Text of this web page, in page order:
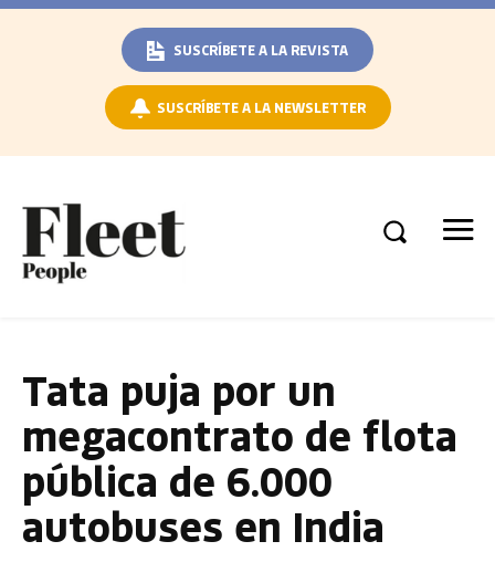
SUSCRÍBETE A LA REVISTA
SUSCRÍBETE A LA NEWSLETTER
Tata puja por un
megacontrato de flota
pública de 6.000
autobuses en India